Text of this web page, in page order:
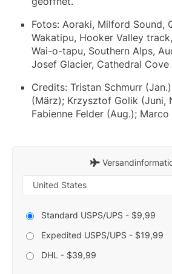
Fotos: Aoraki, Milford Sound,
Wakatipu, Hooker Valley
Wai-o-tapu, Southern Alps,
Josef Glacier, Cathedral Cove
Credits: Tristan Schmurr
(März); Krzysztof Golik (Juni,
Fabienne Felder (Aug.);
Standard USPS/UPS - $9,99
Expedited USPS/UPS - $19,99
DHL - $39,99